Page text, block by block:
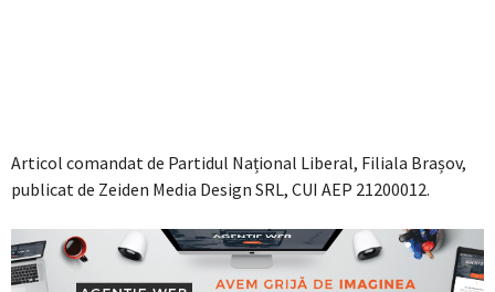
Articol comandat de Partidul Național Liberal, Filiala Brașov,
publicat de Zeiden Media Design SRL, CUI AEP 21200012.